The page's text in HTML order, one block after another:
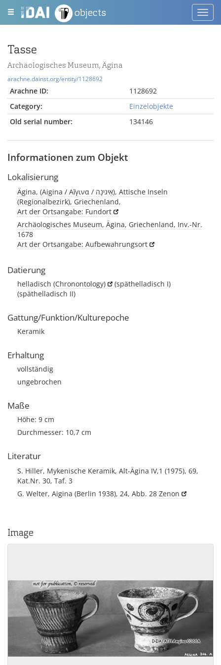
objects
Tasse
Archäologisches Museum, Ägina
arachne.dainst.org/entity/1128692
Arachne ID:
1128692
Category:
Einzelobjekte
Old serial number:
134146
Informationen zum Objekt
Lokalisierung
Ägina, (Aigina / Αἴγινα / אַיגינָה), Attische Inseln
(Regionalbezirk), Griechenland,
Art der Ortsangabe: Fundort
Archäologisches Museum, Ägina, Griechenland, Inv.-Nr.
1678
Art der Ortsangabe: Aufbewahrungsort
Datierung
helladisch (Chronontology)
(späthelladisch I)
(späthelladisch II)
Gattung/Funktion/Kulturepoche
Keramik
Erhaltung
vollständig
ungebrochen
Maße
Höhe: 9 cm
Durchmesser: 10,7 cm
Literatur
S. Hiller, Mykenische Keramik, Alt-Ägina IV,1 (1975), 69,
Kat.Nr. 30, Taf. 3
G. Welter, Aigina (Berlin 1938), 24, Abb. 28 Zenon
Image